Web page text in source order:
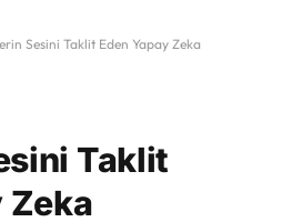
Sesini Taklit Eden Yapay Zeka
Taklit
Zeka